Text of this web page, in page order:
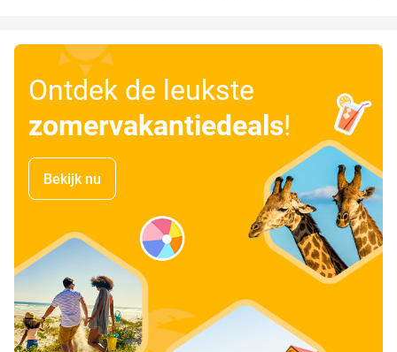
Ontdek de leukste
zomervakantiedeals!
Bekijk nu